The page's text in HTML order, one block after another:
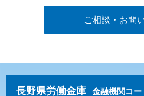
ご相談・お問
長野県労働金庫 金融機関コ